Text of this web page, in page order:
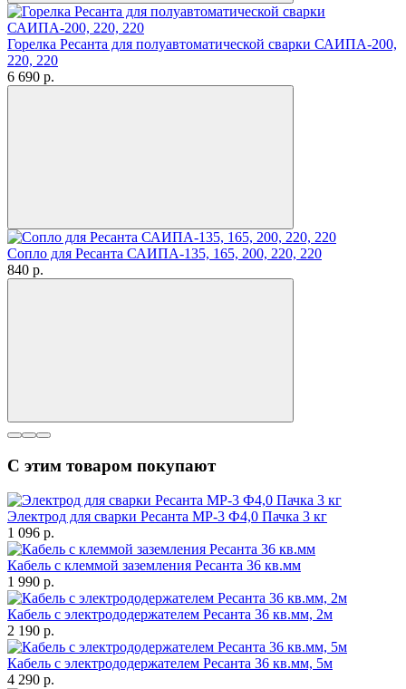
Горелка Ресанта для полуавтоматической сварки САИПА-200,
220, 220
6 690 p.
Сопло для Ресанта САИПА-135, 165, 200, 220, 220
840 p.
С этим товаром покупают
Электрод для сварки Ресанта МР-3 Ф4,0 Пачка 3 кг
1 096 p.
Кабель с клеммой заземления Ресанта 36 кв.мм
1 990 p.
Кабель с электрододержателем Ресанта 36 кв.мм, 2м
2 190 p.
Кабель с электрододержателем Ресанта 36 кв.мм, 5м
4 290 p.